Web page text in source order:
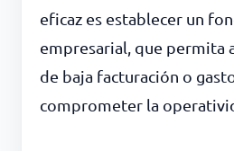
eficaz es establecer un
empresarial, que permita
de baja facturación o
comprometer la